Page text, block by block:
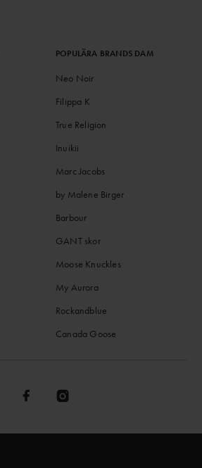
POPULÄRA BRANDS DAM
Neo Noir
Filippa K
True Religion
Inuikii
Marc Jacobs
by Malene Birger
Barbour
GANT skor
Moose Knuckles
My Aurora
Rockandblue
Canada Goose